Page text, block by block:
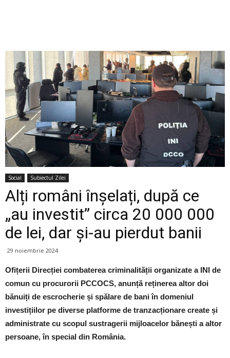
Social Subiectul Zilei
Alți români înșelați, după ce
„au investit” circa 20 000 000
de lei, dar și-au pierdut banii
29 noiembrie 2024
Ofițerii Direcției combaterea criminalității organizate a INI de
comun cu procurorii PCCOCS, anunță reținerea altor doi
bănuiți de escrocherie și spălare de bani în domeniul
investițiilor pe diverse platforme de tranzacționare create și
administrate cu scopul sustragerii mijloacelor bănești a altor
persoane, în special din România.